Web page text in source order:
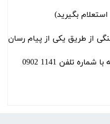
بگیرید)
از طریق یکی از پیام رسان
های ایتا، روبیکا، گپ، سروش یا بله با شماره تلفن 1141 0902